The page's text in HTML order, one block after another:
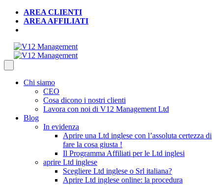
AREA CLIENTI
AREA AFFILIATI
Chi siamo
CEO
Cosa dicono i nostri clienti
Lavora con noi di V12 Management Ltd
Blog
In evidenza
Aprire una Ltd inglese con l’assoluta certezza di
fare la cosa giusta !
Il Programma Affiliati per le Ltd inglesi
aprire Ltd inglese
Scegliere Ltd inglese o Srl italiana?
Aprire Ltd inglese online: la procedura